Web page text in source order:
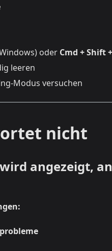
oder Cmd + Shift
leeren
Modus versuchen
nicht
angezeigt,